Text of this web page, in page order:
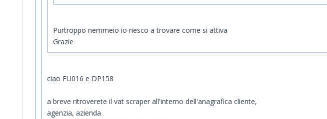
Purtroppo nemmeio io riesco a trovare come si attiva
Grazie
ciao FU016 e DP158
a breve ritroverete il vat scraper all'interno dell'anagrafica cliente,
agenzia, azienda